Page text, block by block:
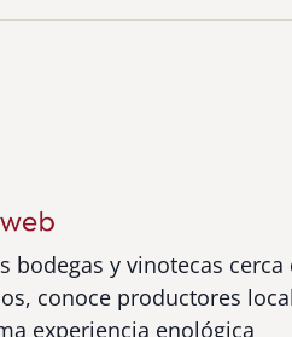
bodegas y vinotecas cerca
conoce productores
experiencia enológica